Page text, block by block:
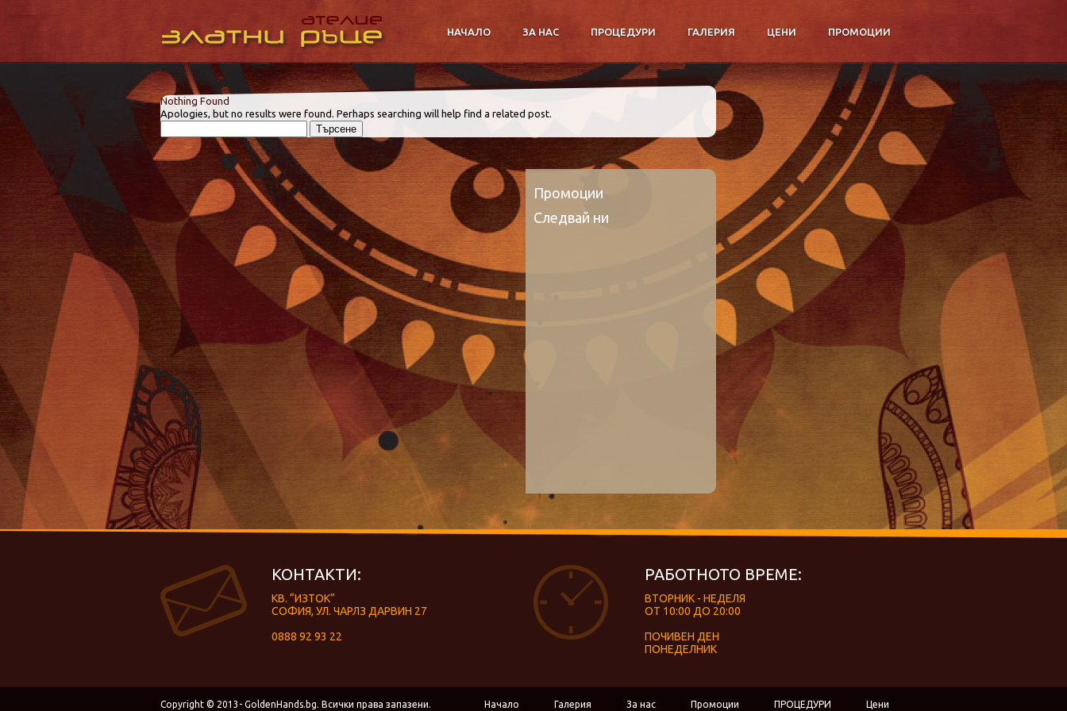
НАЧАЛО ЗА НАС ПРОЦЕДУРИ ГАЛЕРИЯ ЦЕНИ ПРОМОЦИИ
Nothing Found
Apologies, but no results were found. Perhaps searching will help find a related post.
за:
Промоции
Следвай ни
КОНТАКТИ:
КВ. “ИЗТОК”
СОФИЯ, УЛ. ЧАРЛЗ ДАРВИН 27
0888 92 93 22
РАБОТНОТО ВРЕМЕ:
ВТОРНИК - НЕДЕЛЯ
ОТ 10:00 ДО 20:00
ПОЧИВЕН ДЕН
ПОНЕДЕЛНИК
Copyright © 2013- GoldenHands.bg. Всички права запазени. Начало Галерия За нас Промоции ПРОЦЕДУРИ Цени